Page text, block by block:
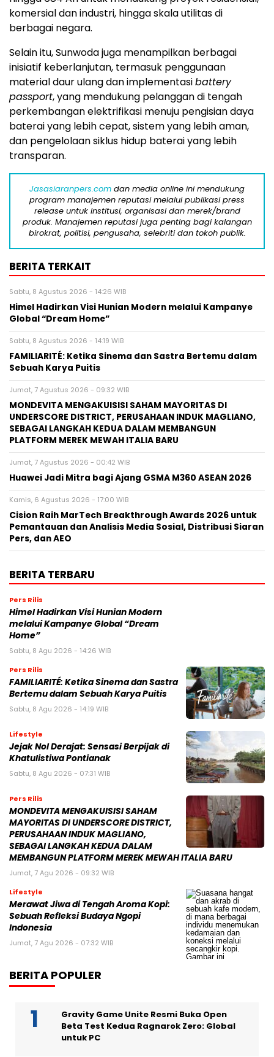
komersial dan industri, hingga skala utilitas di
berbagai negara.
Selain itu, Sunwoda juga menampilkan berbagai
inisiatif keberlanjutan, termasuk penggunaan
material daur ulang dan implementasibattery
passport, yang mendukung pelanggan di tengah
perkembangan elektrifikasi menuju pengisian daya
baterai yang lebih cepat, sistem yang lebih aman,
dan pengelolaan siklus hidup baterai yang lebih
transparan.
Jasasiaranpers.com dan media online ini mendukung
program manajemen reputasi melalui publikasi press
release untuk institusi, organisasi dan merek/brand
produk. Manajemen reputasi juga penting bagi kalangan
birokrat, politisi, pengusaha, selebriti dan tokoh publik.
BERITA TERKAIT
Sabtu, 8 Agustus 2026 - 14:26 WIB
Himel Hadirkan Visi Hunian Modern melalui Kampanye
Global “Dream Home”
Sabtu, 8 Agustus 2026 - 14:19 WIB
FAMILIARITÉ: Ketika Sinema dan Sastra Bertemu dalam
Sebuah Karya Puitis
Jumat, 7 Agustus 2026 - 09:32 WIB
MONDEVITA MENGAKUISISI SAHAM MAYORITAS DI
UNDERSCORE DISTRICT, PERUSAHAAN INDUK MAGLIANO,
SEBAGAI LANGKAH KEDUA DALAM MEMBANGUN
PLATFORM MEREK MEWAH ITALIA BARU
Jumat, 7 Agustus 2026 - 00:42 WIB
Huawei Jadi Mitra bagi Ajang GSMA M360 ASEAN 2026
Kamis, 6 Agustus 2026 - 17:00 WIB
Cision Raih MarTech Breakthrough Awards 2026 untuk
Pemantauan dan Analisis Media Sosial, Distribusi Siaran
Pers, dan AEO
BERITA TERBARU
Pers Rilis
Himel Hadirkan Visi Hunian Modern
melalui Kampanye Global “Dream
Home”
Sabtu, 8 Agu 2026 - 14:26 WIB
Pers Rilis
FAMILIARITÉ: Ketika Sinema dan Sastra
Bertemu dalam Sebuah Karya Puitis
Sabtu, 8 Agu 2026 - 14:19 WIB
Lifestyle
Jejak Nol Derajat: Sensasi Berpijak di
Khatulistiwa Pontianak
Sabtu, 8 Agu 2026 - 07:31 WIB
Pers Rilis
MONDEVITA MENGAKUISISI SAHAM
MAYORITAS DI UNDERSCORE DISTRICT,
PERUSAHAAN INDUK MAGLIANO,
SEBAGAI LANGKAH KEDUA DALAM
MEMBANGUN PLATFORM MEREK MEWAH ITALIA BARU
Jumat, 7 Agu 2026 - 09:32 WIB
Lifestyle
Merawat Jiwa di Tengah Aroma Kopi:
Sebuah Refleksi Budaya Ngopi
Indonesia
Jumat, 7 Agu 2026 - 07:32 WIB
BERITA POPULER
Gravity Game Unite Resmi Buka Open
Beta Test Kedua Ragnarok Zero: Global
untuk PC